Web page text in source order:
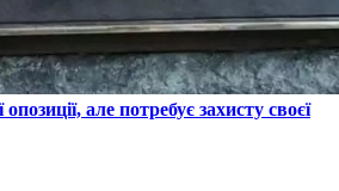
але потребує захисту своєї